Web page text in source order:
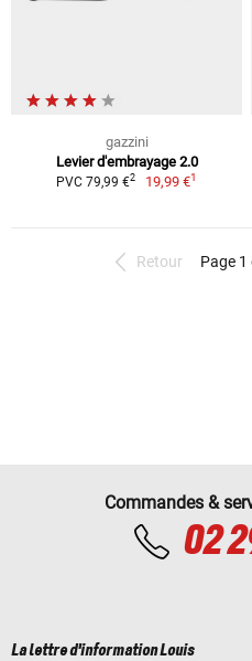
gazzini
Levier d'embrayage 2.0
PVC 79,99 €2 19,99 €1
Retour Page 1
Commandes &
02
La lettre d'information Louis